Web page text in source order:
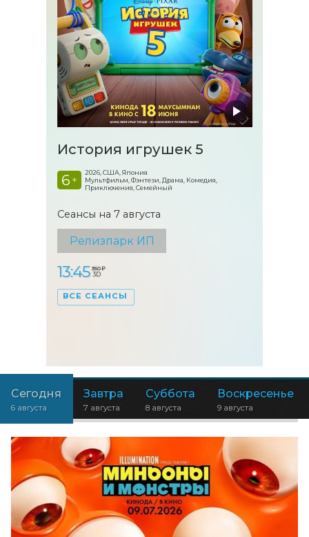
История игрушек 5
6 +
2026, США, Япония
Мультфильм, Фэнтези, Драма, Комедия,
Приключения, Семейный
Сеансы на 7 августа
Релизпарк ИП
13:45 350 ₽
3D
ВСЕ СЕАНСЫ
Сегодня
6 августа
Завтра
7 августа
Суббота
8 августа
Воскресенье
9 августа